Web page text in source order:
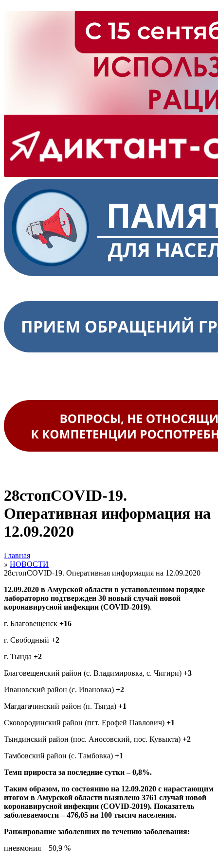
28стопCOVID-19.
Оперативная информация на
12.09.2020
Главная
» НОВОСТИ
28стопCOVID-19. Оперативная информация на 12.09.2020
12.09.2020 в Амурской области в установленном порядке
лабораторно подтвержден 30 новый случай новой
коронавирусной инфекции (COVID-2019).
г. Благовещенск +16
г. Cвободный +2
г. Тында +2
Благовещенский район (с. Владимировка, с. Чигири) +3
Ивановский район (с. Ивановка) +2
Магдагачинский район (п. Тыгда) +1
Сковородинский район (пгт. Ерофей Павлович) +1
Тындинский район (пос. Аносовский, пос. Кувыкта) +2
Тамбовский район (с. Тамбовка) +1
Темп прироста за последние сутки – 0,8%.
Таким образом, по состоянию на 12.09.2020 с нарастающим
итогом в Амурской области выявлено 3761 случай новой
коронавирусной инфекции (COVID-2019). Показатель
заболеваемости – 476,05 на 100 тысяч населения.
Ранжирование заболевших по течению заболевания:
пневмония – 50,9 %